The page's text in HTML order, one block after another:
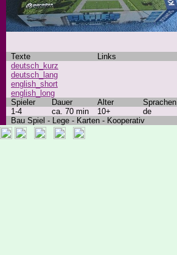
Texte Links
deutsch_kurz
deutsch_lang
english_short
english_long
Spieler Dauer Alter Sprachen
1-4
ca. 70 min 10+ de
Bau Spiel - Lege - Karten - Kooperativ